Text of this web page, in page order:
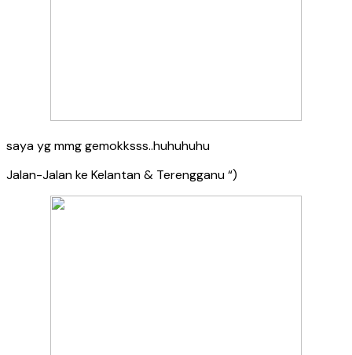
saya yg mmg gemokksss..huhuhuhu
Jalan-Jalan ke Kelantan & Terengganu “)